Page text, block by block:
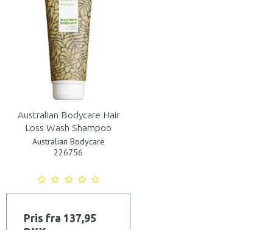
Australian Bodycare Hair
Loss Wash Shampoo
Australian Bodycare
226756
Pris fra 137,95